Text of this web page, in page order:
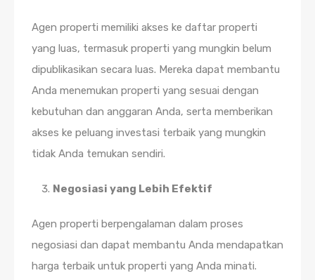
Agen properti memiliki akses ke daftar properti
yang luas, termasuk properti yang mungkin belum
dipublikasikan secara luas. Mereka dapat membantu
Anda menemukan properti yang sesuai dengan
kebutuhan dan anggaran Anda, serta memberikan
akses ke peluang investasi terbaik yang mungkin
tidak Anda temukan sendiri.
Negosiasi yang Lebih Efektif
Agen properti berpengalaman dalam proses
negosiasi dan dapat membantu Anda mendapatkan
harga terbaik untuk properti yang Anda minati.